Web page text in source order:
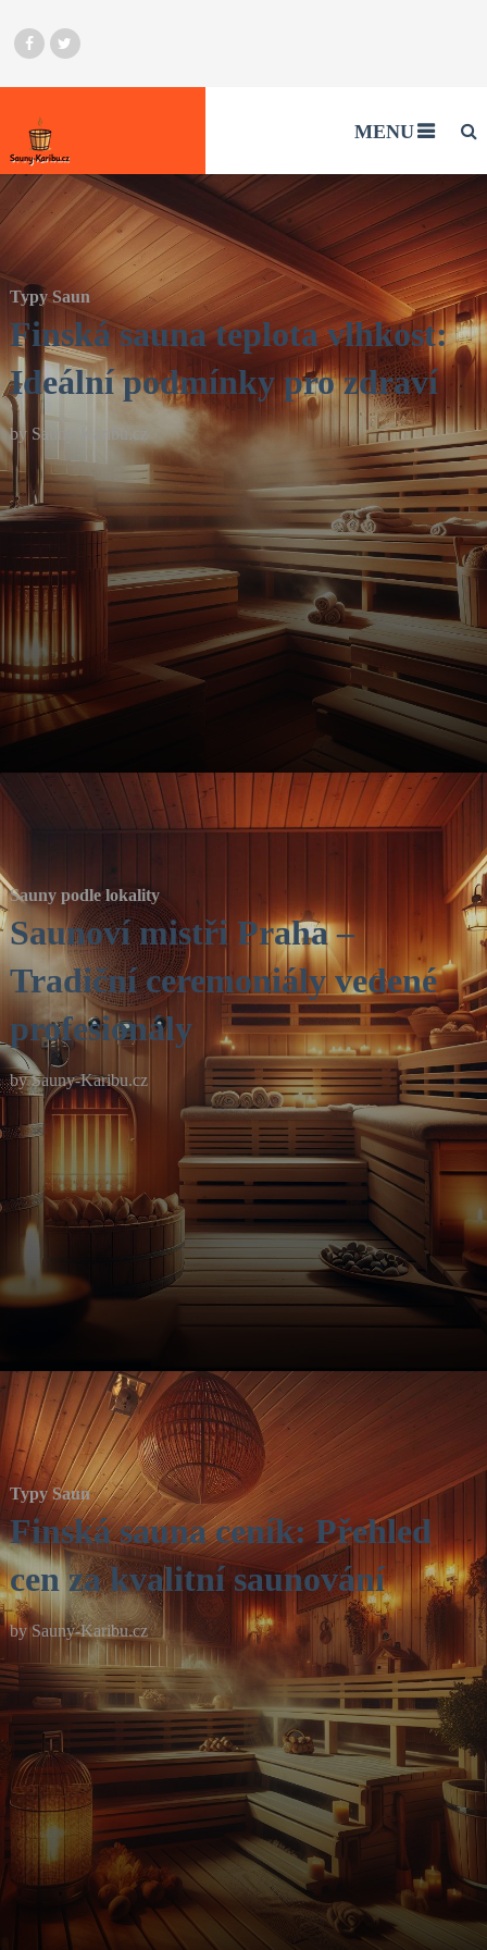
MENU
Typy Saun
Finská sauna teplota vlhkost:
Ideální podmínky pro zdraví
by Sauny-Karibu.cz
Sauny podle lokality
Saunoví mistři Praha –
Tradiční ceremoniály vedené
profesionály
bySauny-Karibu.cz
Typy Saun
Finská sauna ceník: Přehled
cen za kvalitní saunování
bySauny-Karibu.cz